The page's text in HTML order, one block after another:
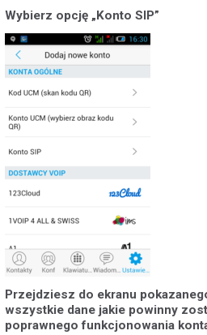
Wybierz opcję „Konto SIP”
Przejdziesz do ekranu
wszystkie dane jakie powinny
poprawnego funkcjonowania